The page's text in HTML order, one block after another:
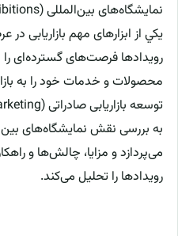
يکي از ابزارهای مهم بازاریابی
رويدادها فرصت‌های گسترده‌ای را
محصولات و خدمات خود را به
به بررسی نقش نمايشگاه‌های
می‌پردازد و مزایا، چالش‌ها و
رویدادها را تحلیل می‌کند.